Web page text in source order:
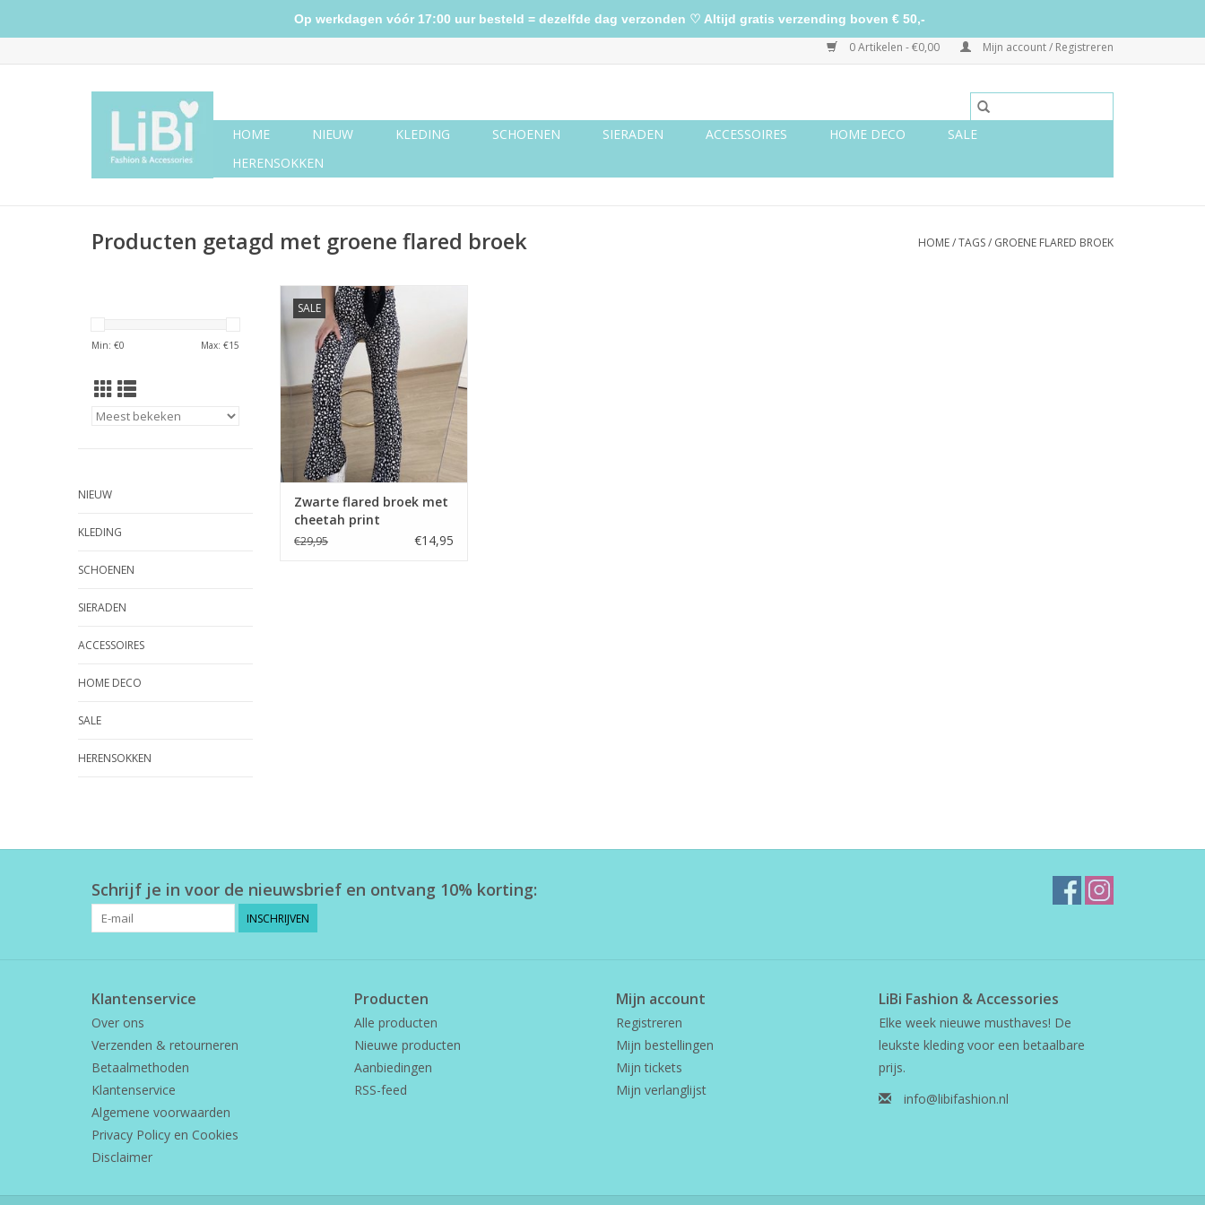
0 Artikelen - €0,00 Mijn account / Registreren
HOME NIEUW KLEDING SCHOENEN SIERADEN ACCESSOIRES HOME DECO
SALE
HERENSOKKEN
Producten getagd met groene flared broek HOME/TAGS/ GROENE FLARED BROEK
Min: €0 Max: €15
NIEUW
KLEDING
SCHOENEN
SIERADEN
ACCESSOIRES
HOME DECO
SALE
HERENSOKKEN
SALE
Zwarte flared broek met cheetah
print
TOEVOEGEN AAN WINKELWAGEN
Zwarte flared broek met
cheetah print
€29,95 €14,95
Schrijf je in voor de nieuwsbrief en ontvang 10% korting:
INSCHRIJVEN
Klantenservice
Over ons
Verzenden & retourneren
Betaalmethoden
Klantenservice
Algemene voorwaarden
Privacy Policy en Cookies
Disclaimer
Producten
Alle producten
Nieuwe producten
Aanbiedingen
RSS-feed
Mijn account
Registreren
Mijn bestellingen
Mijn tickets
Mijn verlanglijst
LiBi Fashion & Accessories
Elke week nieuwe musthaves! De
leukste kleding voor een betaalbare
prijs.
info@libifashion.nl
Op werkdagen vóór 17:00 uur besteld = dezelfde dag verzonden ♡ Altijd gratis verzending boven € 50,-